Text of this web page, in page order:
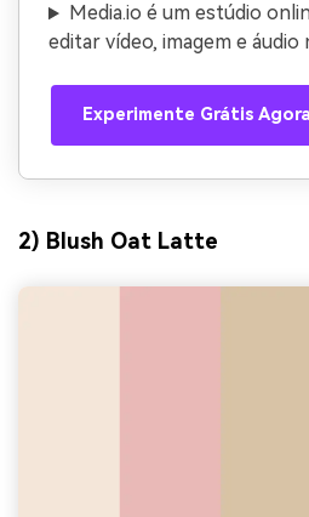
Media.io é um estúdio
editar vídeo, imagem e áudio
Experimente Grátis Agora
2) Blush Oat Latte